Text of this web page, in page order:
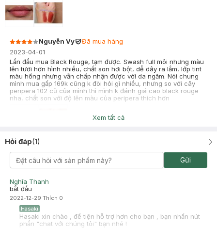
Nguyễn Vy
Đã mua hàng
2023-04-01
Lần đầu mua Black Rouge, tạm được. Swash full môi nhưng màu
lên tươi hơn hình nhiều, chất son hơi bột, dễ dây ra lắm, lớp tint
màu hồng nhưng vẫn chấp nhận được với da ngăm. Nói chung
mình mua gấp 169k cũng k đòi hỏi gì nhiều, nhưng so với cây
peripera 102 cũ của mình thì mình k đánh giá cao black rouge
nha, chất son với độ lên màu của peripera thích hơn
Xem tất cả
Hỏi đáp(1)
Gửi
Nghĩa Thanh
bắt đầu
2022-12-29 Thích 0
Hasaki
Hasaki xin chào , để tiện hỗ trợ hơn cho bạn , bạn nhấn nút
phần "chat với chúng tôi" bạn nhé !